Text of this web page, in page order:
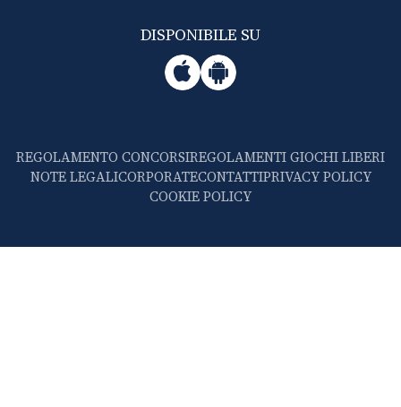
DISPONIBILE SU
REGOLAMENTO CONCORSIREGOLAMENTI GIOCHI LIBERI
NOTE LEGALICORPORATECONTATTIPRIVACY POLICY
COOKIE POLICY